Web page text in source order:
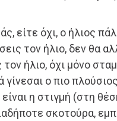
είτε όχι, ο ήλιος
τον ήλιο, δεν θα
τον ήλιο, όχι μόνο
γίνεσαι ο πιο
η στιγμή (στη
σκοτούρα,